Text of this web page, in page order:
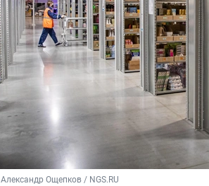
Александр Ощепков / NGS.RU